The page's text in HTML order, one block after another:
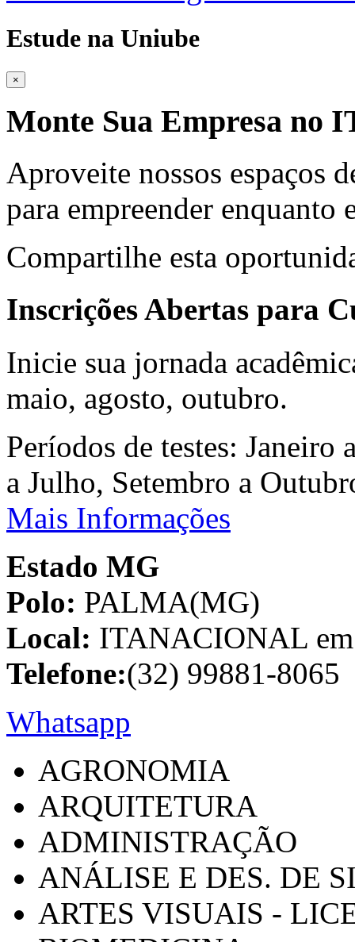
Estude na Uniube
×
Monte Sua Empresa no
Aproveite nossos espaços
para empreender enquanto
Compartilhe esta
Inscrições Abertas para
Inicie sua jornada
maio, agosto, outubro.
Períodos de testes:
a Julho, Setembro a
Mais Informações
Estado MG
Polo: PALMA(MG)
Local: ITANACIONAL
Telefone:(32) 99881-8065
Whatsapp
AGRONOMIA
ARQUITETURA
ADMINISTRAÇÃO
ANÁLISE E DES. DE
ARTES VISUAIS -